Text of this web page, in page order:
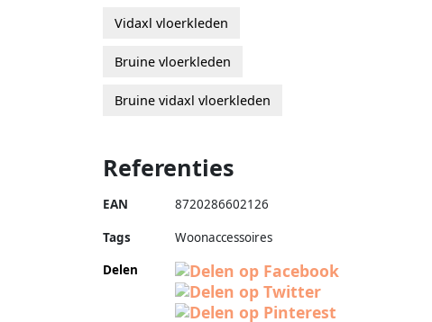
Vidaxl vloerkleden
Bruine vloerkleden
Bruine vidaxl vloerkleden
Referenties
EAN 8720286602126
Tags
Woonaccessoires
Delen